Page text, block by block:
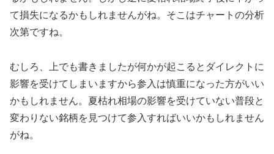
て損失になるかもしれませんがね。そこはチャートの分析
次第ですね。
むしろ、上でも書きましたが何かが起こるとダイレクトに
影響を受けてしまいますから参入は慎重になった方がいい
かもしれません。夏枯れ相場の影響を受けていない普段と
変わりない銘柄を見つけて参入すればいいかもしれません
がね。